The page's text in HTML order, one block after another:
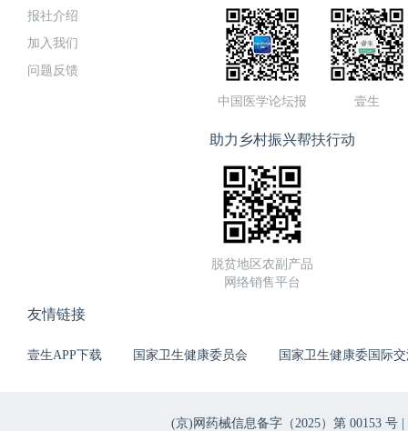
报社介绍
加入我们
问题反馈
中国医学论坛报 壹生
助力乡村振兴帮扶行动
脱贫地区农副产品
网络销售平台
友情链接
壹生APP下载 国家卫生健康委员会 国家卫生健康委国际
(京)网药械信息备字（2025）第 00153 号 |